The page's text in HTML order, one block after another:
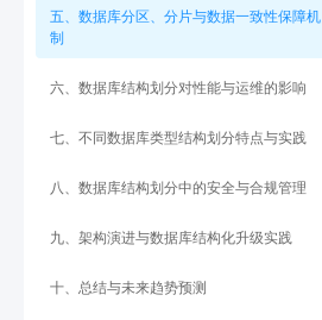
五、数据库分区、分片与数据一致性保障机
制
六、数据库结构划分对性能与运维的影响
七、不同数据库类型结构划分特点与实践
八、数据库结构划分中的安全与合规管理
九、架构演进与数据库结构化升级实践
十、总结与未来趋势预测